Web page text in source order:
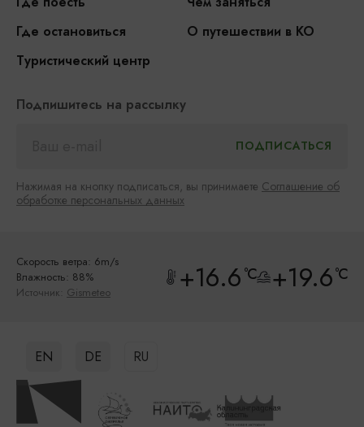
Где остановиться
О путешествии в КО
Туристический центр
Подпишитесь на рассылку
Нажимая на кнопку подписаться, вы принимаете Соглашение об
обработке персональных данных
Скорость ветра: 6m/s
Влажность: 88%
Источник: Gismeteo +16.6°C +19.6°C
EN DE RU